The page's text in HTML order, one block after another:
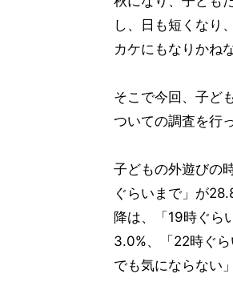
し、日も短くなり
カケにもなりかねな
そこで今回、子ど
ついての調査を行っ
子どもの外遊びの
ぐらいまで」が
降は、「19時ぐら
3.0%、「22時ぐ
でも気にならない